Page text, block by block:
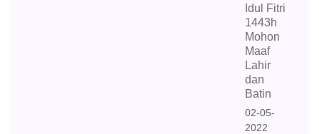
Idul Fitri
1443h
Mohon
Maaf
Lahir
dan
Batin
02-05-
2022